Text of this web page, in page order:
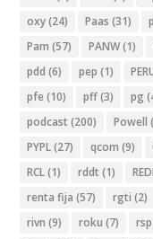
oxy(24) Paas (31)
Pam (57) PANW(1)
pdd (6) pep (1)
pfe (10) pff(3) pg
podcast (200) Powell
PYPL(27) qcom (9)
RCL(1) rddt (1)
renta fija (57) rgti (2)
rivn (9) roku (7) rsp